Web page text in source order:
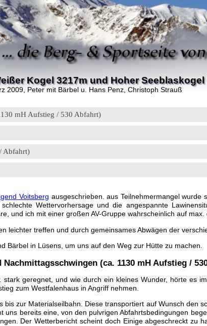
Kogel 3217m und Hoher Seeblaskogel
2009 , Peter mit Bärbel u. Hans Penz, Christoph Strauß
mH Aufstieg / 530 Abfahrt)
Abfahrt)
Voitsberg ausgeschrieben. aus Teilnehmermangel wurde
Wettervorhersage und die angespannte
und ich mit einer großen AV-Gruppe wahrscheinlich auf
leichter treffen und durch gemeinsames Abwägen der
Bärbel in Lüsens, um uns auf den Weg zur Hütte zu machen.
(ca. 1130 mH Aufstieg /
geregnet, und wie durch ein kleines Wunder, hörte es
zum Westfalenhaus in Angriff nehmen.
zur Materialseilbahn. Diese transportiert auf Wunsch den
bereits eine, von den pulvrigen Abfahrtsbedingungen
Der Wetterbericht scheint doch Einige abgeschreckt zu